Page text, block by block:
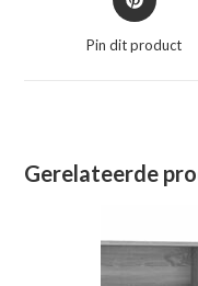
in
nieuw
Pin dit product
Gerelateerde